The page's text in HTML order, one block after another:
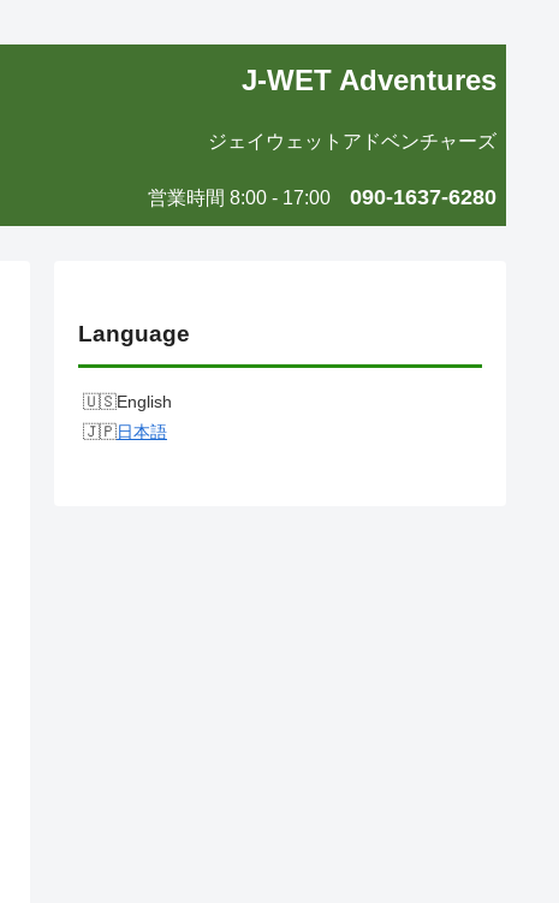
J-WET Adventures
ジェイウェットアドベンチャーズ
営業時間 8:00 - 17:00 090-1637-6280
Language
English
日本語